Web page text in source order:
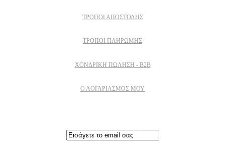
ΤΡΌΠΟΙ ΑΠΟΣΤΟΛΉΣ
ΤΡΌΠΟΙ ΠΛΗΡΩΜΉΣ
ΧΟΝΔΡΙΚΉ ΠΏΛΗΣΗ - B2B
Ο ΛΟΓΑΡΙΑΣΜΟΣ ΜΟΥ